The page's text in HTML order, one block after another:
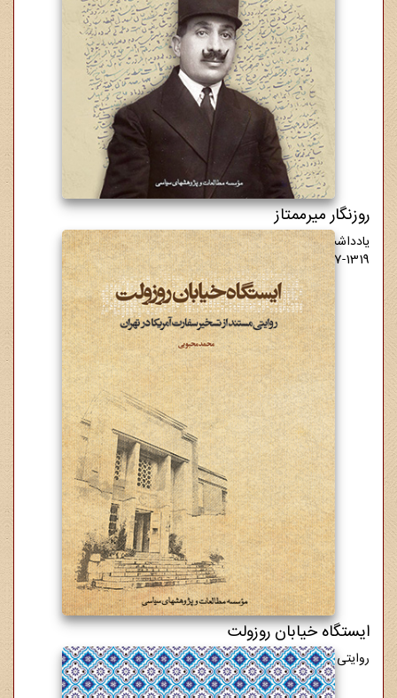
روزنگار میرممتاز
یادداشت‌های سیدحسین میرممتاز
1307-1319
12,000,000 ریال
ایستگاه خیابان روزولت
روایتی مستند از تسخیر سفارت آمریکا در تهران
8,500,000 ریال